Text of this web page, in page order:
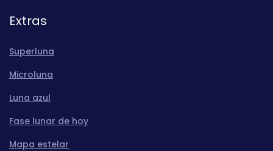
Extras
Superluna
Microluna
Luna azul
Fase lunar de hoy
Mapa estelar